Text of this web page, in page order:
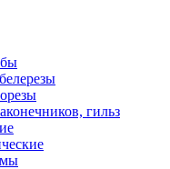
гильз